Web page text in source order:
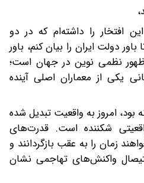
افتخار را داشته‌ام که در دو
دولت ایران را بیان کنم، باور
ظهور نظمی نوین در جهان است؛
یکی از معماران اصلی آینده
بود، امروز به واقعیت تبدیل شده
شکننده است. قدرت‌های
زمان را به عقب بازگردانند و
واکنش‌های تهاجمی نشان